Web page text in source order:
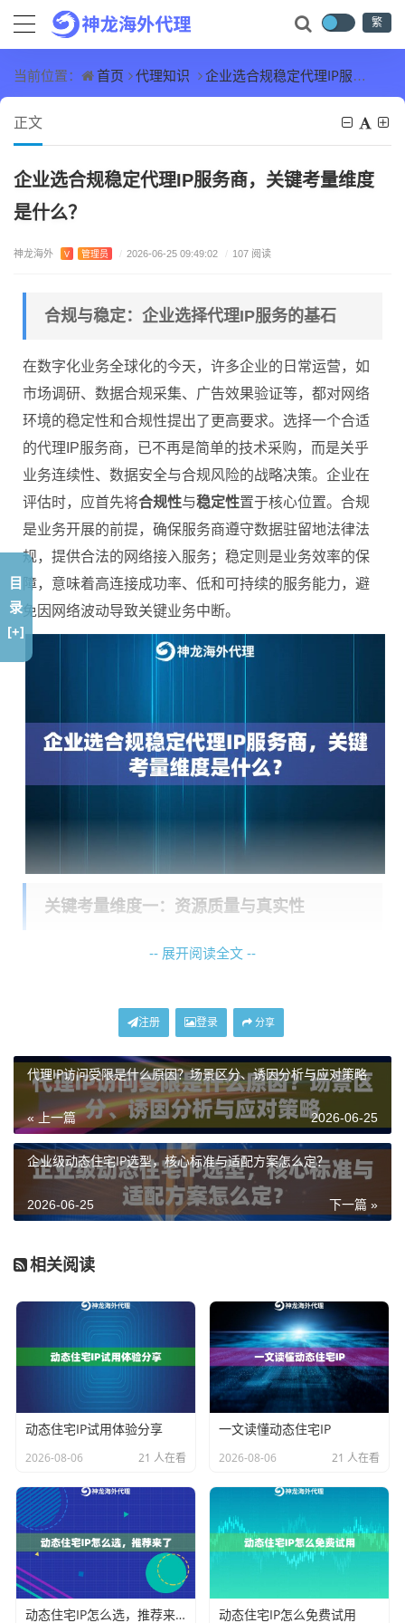
繁
当前位置： 首页 代理知识 企业选合规稳定代理IP服务商，关键考量维度是什么？
正文
企业选合规稳定代理IP服务商，关键考量维度
是什么？
神龙海外 V 管理员 / 2026-06-25 09:49:02 / 107 阅读
合规与稳定：企业选择代理IP服务的基石
在数字化业务全球化的今天，许多企业的日常运营，如
市场调研、数据合规采集、广告效果验证等，都对网络
环境的稳定性和合规性提出了更高要求。选择一个合适
的代理IP服务商，已不再是简单的技术采购，而是关乎
业务连续性、数据安全与合规风险的战略决策。企业在
评估时，应首先将合规性与稳定性置于核心位置。合规
是业务开展的前提，确保服务商遵守数据驻留地法律法
规，提供合法的网络接入服务；稳定则是业务效率的保
障，意味着高连接成功率、低和可持续的服务能力，避
免因网络波动导致关键业务中断。
关键考量维度一：资源质量与真实性
代理IP的质量直接决定了业务效果。企业应重点关注IP的
宅网络，而非数据中心，这使得IP行为更贴近普通用
户，能有效降低在目标平台被识别和限制的风险。例
如，神龙海外动态IP提供的动态住宅IP和动态长效ISP住
宅代理，其IP属性明确为家庭住宅IP，基于全球本地ISP
宽带网络构建，拥有更高的环境可信度。服务商是否具
备有效的IP池管理机制，如每日对海量IP进行实时去重，
是保证IP纯净度、避免因IP重复使用导致业务失败的关
键。
企业的海外业务往往具有明确的目标市场。代理IP服务
全球覆盖能力
至关重要。覆盖范围
广意味着企业可以灵活地将业务拓展至新的国家和地
区。而定位精度则允许企业将网络流量精准地路由至特
定国家、州甚至城市，这对于需要模拟本地用户行为、
进行区域化广告测试或收集本地化数据的业务场景来
说，是提升业务针对性和效果的核心。例如，针对需要
精细化运营的企业，神龙海外动态IP的企业级动态住宅IP
支持全球200+国家/地区的覆盖，并能实现城市级的精准
定位，满足了企业全球化与本地化相结合的业务需求。
关键考量维度三：性能指标与可靠性
-- 展开阅读全文 --
注册 登录 分享
代理IP访问受限是什么原因？场景区分、诱因分析与应对策略
« 上一篇 2026-06-25
企业级动态住宅IP选型，核心标准与适配方案怎么定？
下一篇 »
2026-06-25
相关阅读
动态住宅IP试用体验分享
2026-08-06 21 人在看
一文读懂动态住宅IP
2026-08-06 21 人在看
动态住宅IP怎么选，推荐来了 动态住宅IP怎么免费试用
目
录
[+]